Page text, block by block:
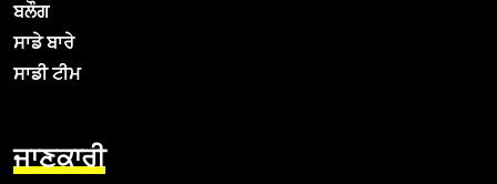
ਬਲੌਗ
ਸਾਡੇ ਬਾਰੇ
ਸਾਡੀ ਟੀਮ
ਜਾਣਕਾਰੀ